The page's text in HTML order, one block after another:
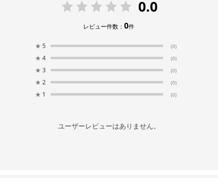
0.0
レビュー件数：0件
★ 5 (0)
★ 4 (0)
★ 3 (0)
★ 2 (0)
★ 1 (0)
ユーザーレビューはありません。